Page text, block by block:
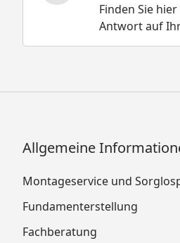
Finden Sie
Antwort auf
Allgemeine
Montageservice und
Fundamenterstellung
Fachberatung